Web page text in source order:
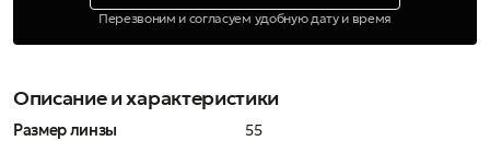
Перезвоним и согласуем удобную дату и время
Описание и характеристики
Размер линзы
55